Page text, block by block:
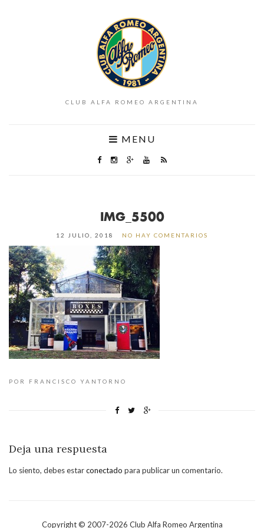
CLUB ALFA ROMEO ARGENTINA
MENU
IMG_5500
12 JULIO, 2018 NO HAY COMENTARIOS
POR FRANCISCO YANTORNO
Deja una respuesta
Lo siento, debes estarconectado para publicar un comentario.
Copyright © 2007-2026 Club Alfa Romeo Argentina